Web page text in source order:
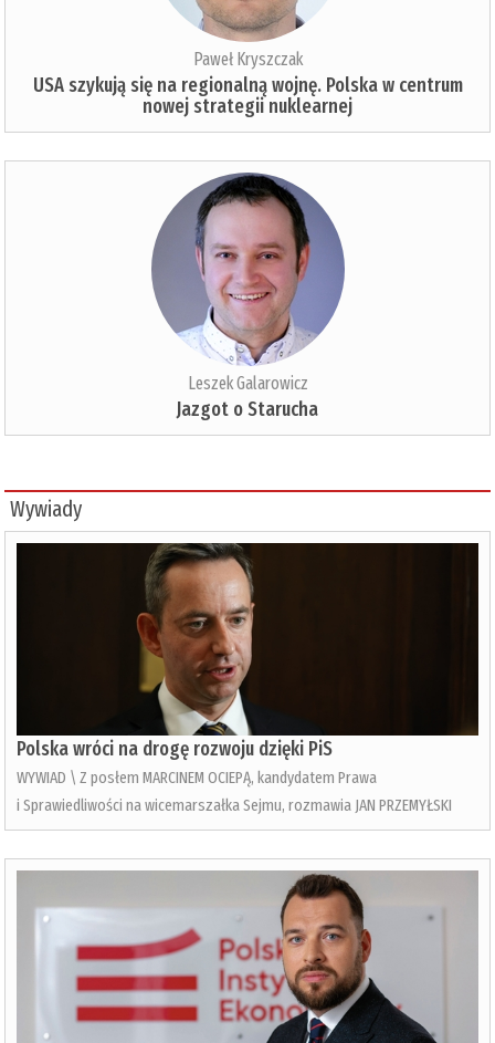
Paweł Kryszczak
USA szykują się na regionalną wojnę. Polska w centrum
nowej strategii nuklearnej
Leszek Galarowicz
Jazgot o Starucha
Wywiady
Polska wróci na drogę rozwoju dzięki PiS
WYWIAD \ Z posłem MARCINEM OCIEPĄ, kandydatem Prawa
i Sprawiedliwości na wicemarszałka Sejmu, rozmawia JAN PRZEMYŁSKI